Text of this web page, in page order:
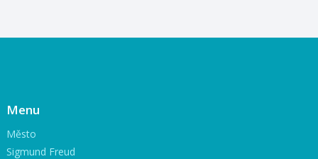
Menu
Město
Sigmund Freud